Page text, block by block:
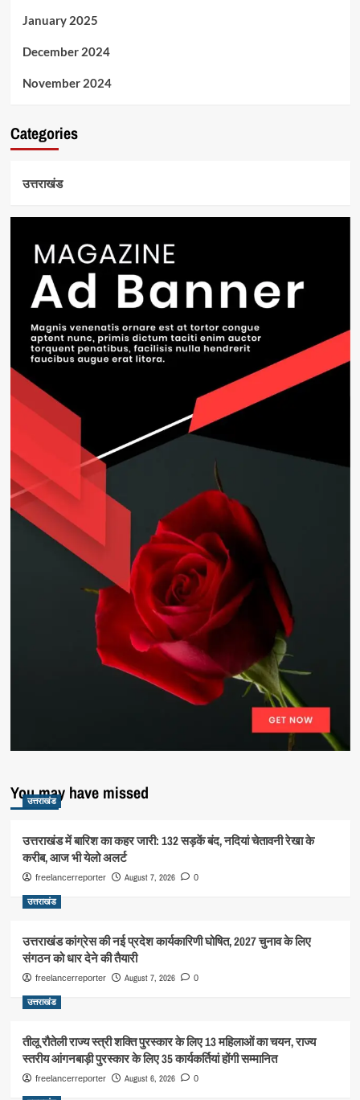
January 2025
December 2024
November 2024
Categories
उत्तराखंड
You may have missed
उत्तराखंड
उत्तराखंड में बारिश का कहर जारी: 132 सड़कें बंद, नदियां चेतावनी रेखा के
करीब, आज भी येलो अलर्ट
freelancerreporter August 7, 2026 0
उत्तराखंड
उत्तराखंड कांग्रेस की नई प्रदेश कार्यकारिणी घोषित, 2027 चुनाव के लिए
संगठन को धार देने की तैयारी
freelancerreporter August 7, 2026 0
उत्तराखंड
तीलू रौतेली राज्य स्त्री शक्ति पुरस्कार के लिए 13 महिलाओं का चयन, राज्य
स्तरीय आंगनबाड़ी पुरस्कार के लिए 35 कार्यकर्तियां होंगी सम्मानित
freelancerreporter August 6, 2026 0